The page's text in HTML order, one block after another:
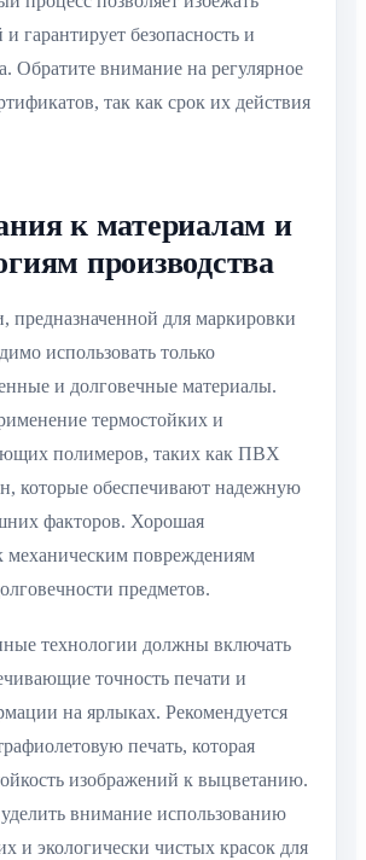
гарантирует безопасность и
Обратите внимание на регулярное
так как срок их действия
к материалам и
производства
предназначенной для маркировки
использовать только
и долговечные материалы.
термостойких и
полимеров, таких как ПВХ
которые обеспечивают надежную
факторов. Хорошая
механическим повреждениям
предметов.
технологии должны включать
точность печати и
на ярлыках. Рекомендуется
печать, которая
изображений к выцветанию.
внимание использованию
и экологически чистых красок для